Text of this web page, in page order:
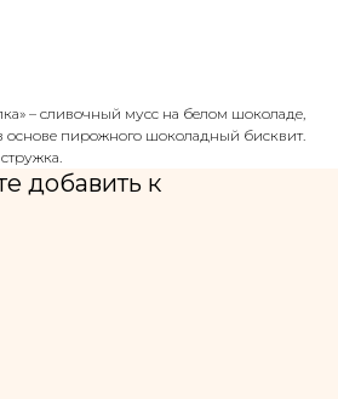
– сливочный мусс на белом шоколаде,
основе пирожного шоколадный бисквит.
добавить к